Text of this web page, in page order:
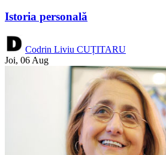
Istoria personală
Codrin Liviu CUȚITARU
Joi, 06 Aug